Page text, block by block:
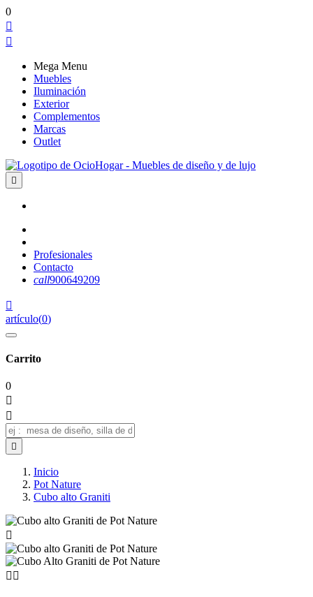
0


Mega Menu
Muebles
Iluminación
Exterior
Complementos
Marcas
Outlet

Profesionales
Contacto
call900649209

artículo(0)
Carrito
0



Inicio
Pot Nature
Cubo alto Graniti

 